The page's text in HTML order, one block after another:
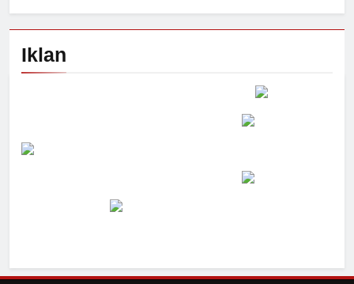
Iklan